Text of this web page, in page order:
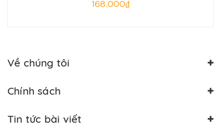
168.000₫
Về chúng tôi
Chính sách
Tin tức bài viết